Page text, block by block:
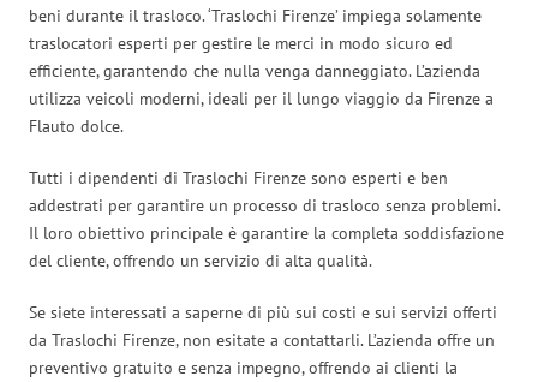
beni durante il trasloco. ‘Traslochi Firenze’ impiega solamente
traslocatori esperti per gestire le merci in modo sicuro ed
efficiente, garantendo che nulla venga danneggiato. L’azienda
utilizza veicoli moderni, ideali per il lungo viaggio da Firenze a
Flauto dolce.
Tutti i dipendenti di Traslochi Firenze sono esperti e ben
addestrati per garantire un processo di trasloco senza problemi.
Il loro obiettivo principale è garantire la completa soddisfazione
del cliente, offrendo un servizio di alta qualità.
Se siete interessati a saperne di più sui costi e sui servizi offerti
da Traslochi Firenze, non esitate a contattarli. L’azienda offre un
preventivo gratuito e senza impegno, offrendo ai clienti la